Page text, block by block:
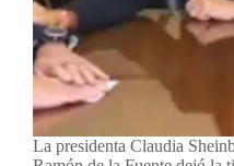
La presidenta Claudia